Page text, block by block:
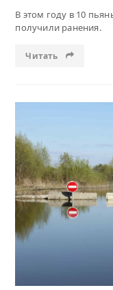
В этом году в 10
получили ранения.
Читать